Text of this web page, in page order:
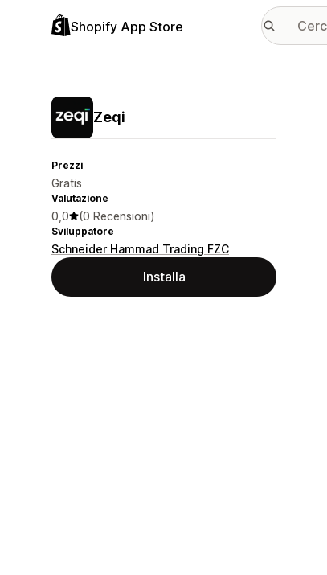
Shopify App Store
Zeqi
Prezzi
Gratis
Valutazione
0,0 (0 Recensioni)
Sviluppatore
Schneider Hammad Trading FZC
Installa